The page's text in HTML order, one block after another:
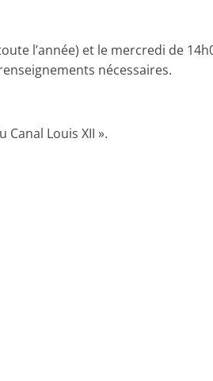
l’année) et le mercredi de
nécessaires.
Louis XII ».